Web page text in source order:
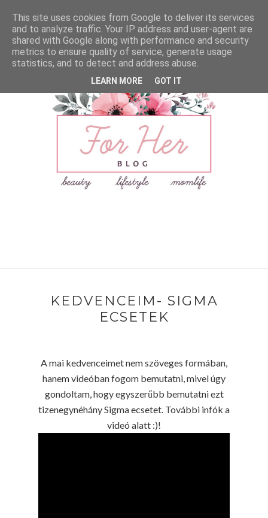
KEDVENCEIM- SIGMA
ECSETEK
A mai kedvenceimet nem szöveges formában,
hanem videóban fogom bemutatni, mivel úgy
gondoltam, hogy egyszerűbb bemutatni ezt
tizenegynéhány Sigma ecsetet. További infók a
videó alatt :)!
This site uses cookies from Google to deliver its services
and to analyze traffic. Your IP address and user-agent are
shared with Google along with performance and security
metrics to ensure quality of service, generate usage
statistics, and to detect and address abuse.
LEARN MORE GOT IT